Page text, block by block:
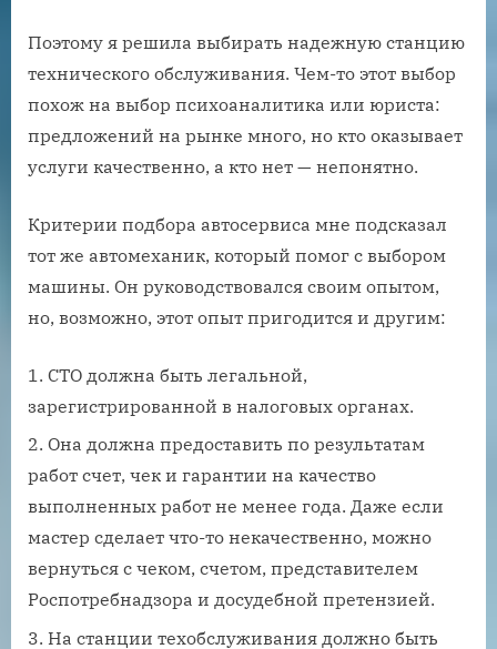
Поэтому я решила выбирать надежную станцию
технического обслуживания. Чем-то этот выбор
похож на выбор психоаналитика или юриста:
предложений на рынке много, но кто оказывает
услуги качественно, а кто нет — непонятно.
Критерии подбора автосервиса мне подсказал
тот же автомеханик, который помог с выбором
машины. Он руководствовался своим опытом,
но, возможно, этот опыт пригодится и другим:
СТО должна быть легальной,
зарегистрированной в налоговых органах.
Она должна предоставить по результатам
работ счет, чек и гарантии на качество
выполненных работ не менее года. Даже если
мастер сделает что-то некачественно, можно
вернуться с чеком, счетом, представителем
Роспотребнадзора и досудебной претензией.
На станции техобслуживания должно быть